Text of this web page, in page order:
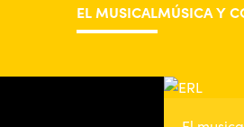
EL MUSICALMÚSICA Y